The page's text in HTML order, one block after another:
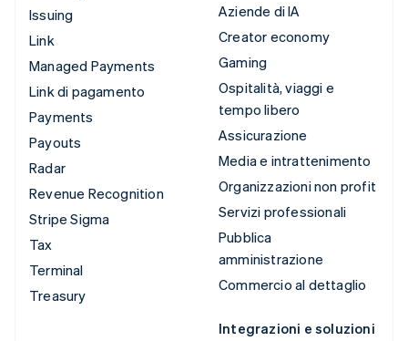
Issuing
Link
Managed Payments
Link di pagamento
Payments
Payouts
Radar
Revenue Recognition
Stripe Sigma
Tax
Terminal
Treasury
Aziende di IA
Creator economy
Gaming
Ospitalità, viaggi e
tempo libero
Assicurazione
Media e intrattenimento
Organizzazioni non profit
Servizi professionali
Pubblica
amministrazione
Commercio al dettaglio
Integrazioni e soluzioni